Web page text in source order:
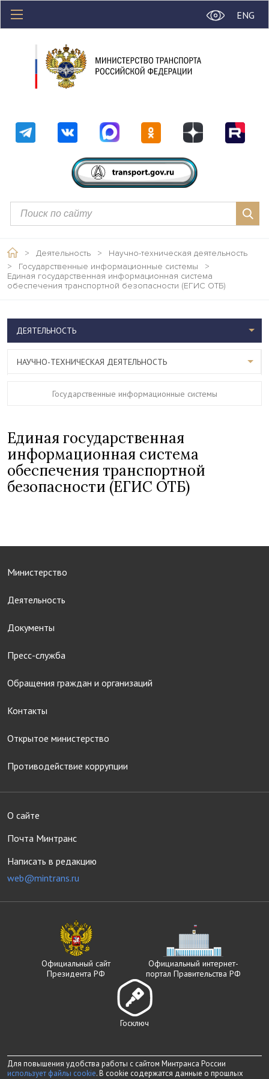
ENG
> Деятельность >
Научно-техническая деятельность
>
Государственные информационные системы
>
Единая государственная информационная система
обеспечения транспортной безопасности (ЕГИС ОТБ)
Единая государственная
информационная система
обеспечения транспортной
безопасности (ЕГИС ОТБ)
ДЕЯТЕЛЬНОСТЬ
НАУЧНО-ТЕХНИЧЕСКАЯ ДЕЯТЕЛЬНОСТЬ
Государственные информационные системы
Министерство
Деятельность
Документы
Пресс-служба
Обращения граждан и организаций
Контакты
Открытое министерство
Противодействие коррупции
О сайте
Почта Минтранс
Написать в редакцию
web@mintrans.ru
Официальный сайт
Президента РФ
Официальный интернет-
портал Правительства РФ
Госключ
Для повышения удобства работы с сайтом Минтранса России
использует файлы cookie. В cookie содержатся данные о прошлых